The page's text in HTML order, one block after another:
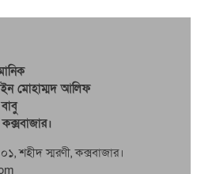
মোহাম্মদ আলিফ
কক্সবাজার।
শহীদ স্মরণী, কক্সবাজার।